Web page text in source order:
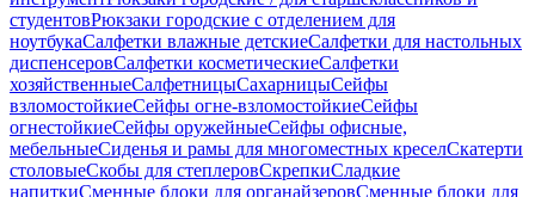
студентовРюкзаки городские с отделением для
ноутбукаСалфетки влажные детскиеСалфетки для настольных
диспенсеровСалфетки косметическиеСалфетки
хозяйственныеСалфетницыСахарницыСейфы
взломостойкиеСейфы огне-взломостойкиеСейфы
огнестойкиеСейфы оружейныеСейфы офисные,
мебельныеСиденья и рамы для многоместных креселСкатерти
столовыеСкобы для степлеровСкрепкиСладкие
напиткиСменные блоки для органайзеровСменные блоки для